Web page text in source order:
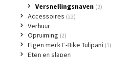
Versnellingsnaven (9)
Accessoires (22)
Verhuur
Opruiming (2)
Eigen merk E-Bike Tulipani (1)
Eten en slapen